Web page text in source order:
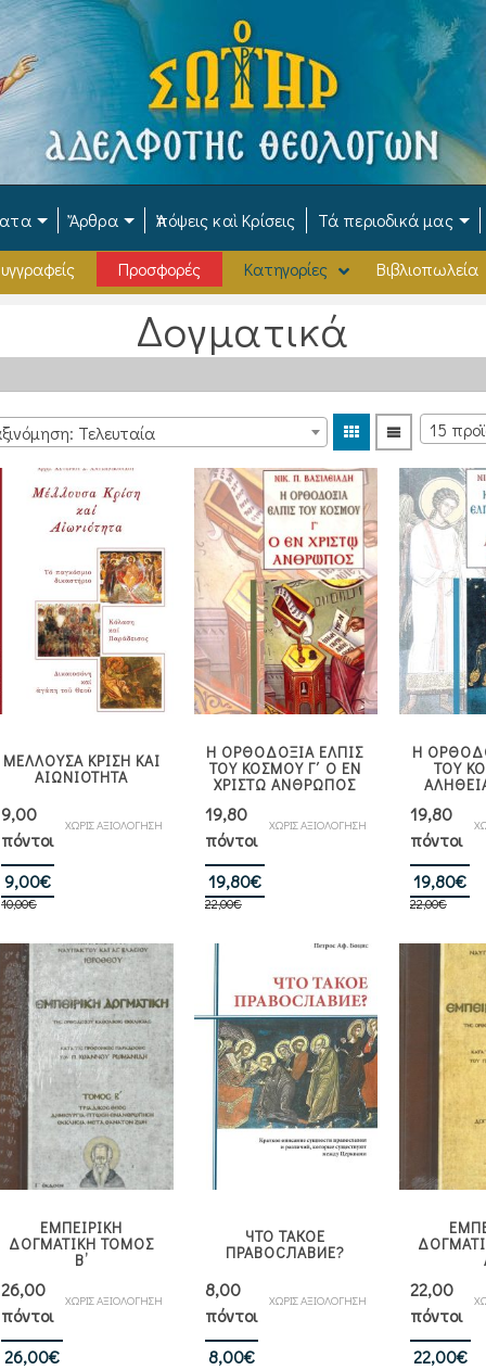
Ἄρθρα Ἀπόψεις καὶ Κρίσεις Τά περιοδικά μας
Προσφορές Κατηγορίες Βιβλιοπωλεία
Δογματικά
Τελευταία
ΜΕΛΛΟΥΣΑ ΚΡΙΣΗ ΚΑΙ
ΑΙΩΝΙΟΤΗΤΑ
ΧΩΡΙΣ ΑΞΙΟΛΟΓΗΣΗ
9,00
πόντοι
10,00€
10,00€.
9,00€
είναι:
9,00€.
Η ΟΡΘΟΔΟΞΙΑ ΕΛΠΙΣ
ΤΟΥ ΚΟΣΜΟΥ Γ΄ Ο ΕΝ
ΧΡΙΣΤΩ ΑΝΘΡΩΠΟΣ
ΧΩΡΙΣ ΑΞΙΟΛΟΓΗΣΗ
19,80
πόντοι
22,00€
19,80€
19,80€.
Η
ΤΟΥ
19,80
πόντοι
22,00€
19,80€
ΕΜΠΕΙΡΙΚΗ
ΔΟΓΜΑΤΙΚΗ ΤΟΜΟΣ
Β’
ΧΩΡΙΣ ΑΞΙΟΛΟΓΗΣΗ
26,00
πόντοι
26,00€
ЧТО ТАКОЕ
ПРАВОСЛАВИЕ?
ΧΩΡΙΣ ΑΞΙΟΛΟΓΗΣΗ
8,00
πόντοι
8,00€
22,00
πόντοι
22,00€